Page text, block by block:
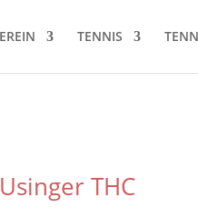
TENNIS
THC